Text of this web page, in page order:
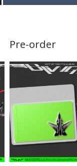
Pre-order